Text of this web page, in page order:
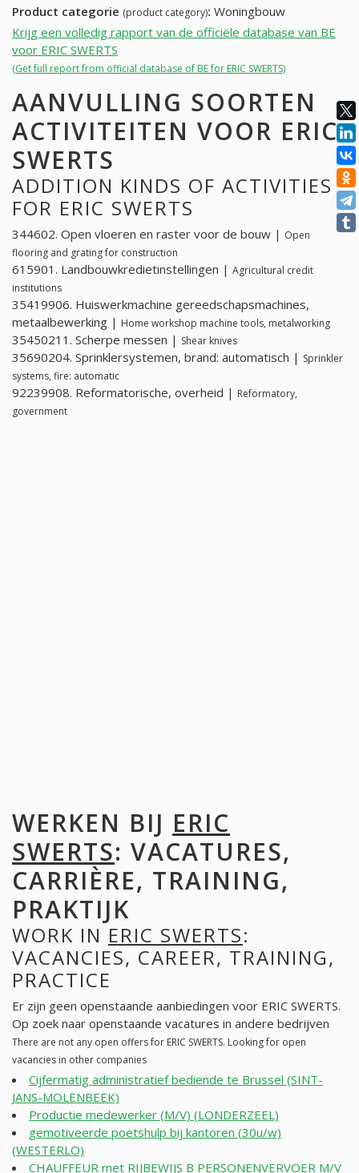
Product categorie (product category): Woningbouw
Krijg een volledig rapport van de officiële database van BE
voor ERIC SWERTS
(Get full report from official database of BE for ERIC SWERTS)
AANVULLING SOORTEN
ACTIVITEITEN VOOR ERIC
SWERTS
ADDITION KINDS OF ACTIVITIES
FOR ERIC SWERTS
344602. Open vloeren en raster voor de bouw | Open
flooring and grating for construction
615901. Landbouwkredietinstellingen | Agricultural credit
institutions
35419906. Huiswerkmachine gereedschapsmachines,
metaalbewerking | Home workshop machine tools, metalworking
35450211. Scherpe messen | Shear knives
35690204. Sprinklersystemen, brand: automatisch | Sprinkler
systems, fire: automatic
92239908. Reformatorische, overheid | Reformatory,
government
WERKEN BIJ ERIC
SWERTS: VACATURES,
CARRIÈRE, TRAINING,
PRAKTIJK
WORK IN ERIC SWERTS:
VACANCIES, CAREER, TRAINING,
PRACTICE
Er zijn geen openstaande aanbiedingen voor ERIC SWERTS.
Op zoek naar openstaande vacatures in andere bedrijven
There are not any open offers for ERIC SWERTS. Looking for open
vacancies in other companies
Cijfermatig administratief bediende te Brussel (SINT-
JANS-MOLENBEEK)
Productie medewerker (M/V) (LONDERZEEL)
gemotiveerde poetshulp bij kantoren (30u/w)
(WESTERLO)
CHAUFFEUR met RIJBEWIJS B PERSONENVERVOER M/V